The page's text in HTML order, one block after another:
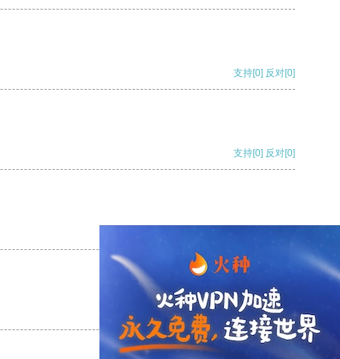
支持[0] 反对[0]
支持[0] 反对[0]
支持 [0] 反对 [0]